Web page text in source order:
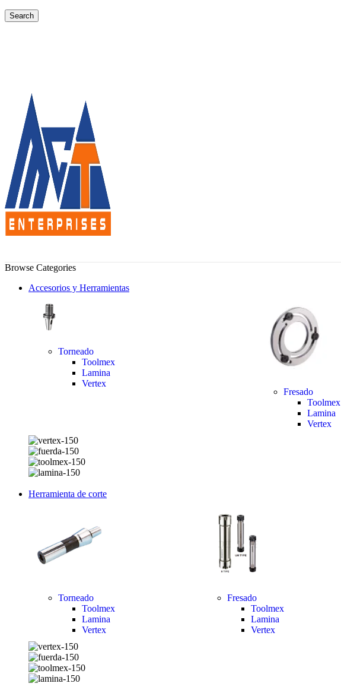
Search
Browse Categories
Accesorios y Herramientas
Torneado
Toolmex
Lamina
Vertex
Fresado
Toolmex
Lamina
Vertex
Herramienta de corte
Torneado
Toolmex
Lamina
Vertex
Fresado
Toolmex
Lamina
Vertex